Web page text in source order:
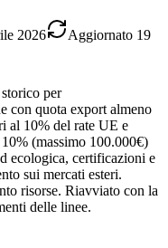
2026 Aggiornato 19
per
con quota export almeno
al 10% del rate UE e
(massimo 100.000€)
ecologica, certificazioni e
sui mercati esteri.
risorse. Riavviato con la
delle linee.